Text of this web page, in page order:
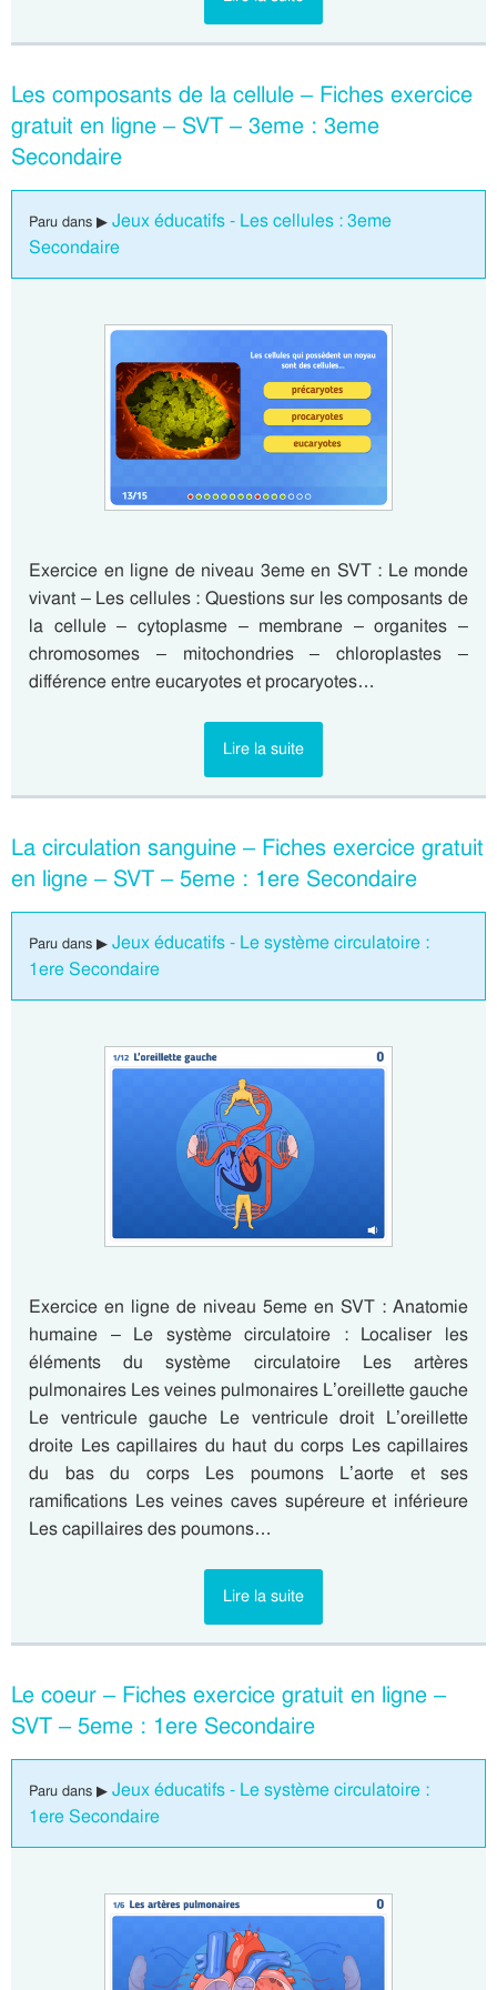
Les composants de la cellule – Fiches exercice
gratuit en ligne – SVT – 3eme : 3eme
Secondaire
Paru dans ▶ Jeux éducatifs - Les cellules : 3eme
Secondaire
Exercice en ligne de niveau 3eme en SVT : Le monde
vivant – Les cellules : Questions sur les composants de
la cellule – cytoplasme – membrane – organites –
chromosomes – mitochondries – chloroplastes –
différence entre eucaryotes et procaryotes…
Lire la suite
La circulation sanguine – Fiches exercice gratuit
en ligne – SVT – 5eme : 1ere Secondaire
Paru dans ▶ Jeux éducatifs - Le système circulatoire :
1ere Secondaire
Exercice en ligne de niveau 5eme en SVT : Anatomie
humaine – Le système circulatoire : Localiser les
éléments du système circulatoire Les artères
pulmonaires Les veines pulmonaires L’oreillette gauche
Le ventricule gauche Le ventricule droit L’oreillette
droite Les capillaires du haut du corps Les capillaires
du bas du corps Les poumons L’aorte et ses
ramifications Les veines caves supéreure et inférieure
Les capillaires des poumons…
Lire la suite
Le coeur – Fiches exercice gratuit en ligne –
SVT – 5eme : 1ere Secondaire
Paru dans ▶ Jeux éducatifs - Le système circulatoire :
1ere Secondaire